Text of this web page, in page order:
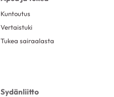
Kuntoutus
Vertaistuki
Tukea sairaalasta
Sydänliitto